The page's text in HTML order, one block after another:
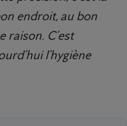
endroit, au bon
raison. C’est
l’hygiène